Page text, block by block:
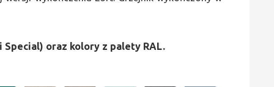
oraz kolory z palety RAL.